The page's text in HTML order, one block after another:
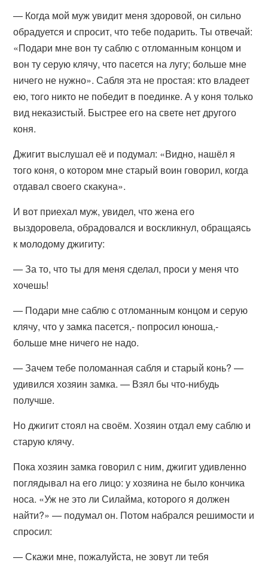
— Когда мой муж увидит меня здоровой, он сильно
обрадуется и спросит, что тебе подарить. Ты отвечай:
«Подари мне вон ту саблю с отломанным концом и
вон ту серую клячу, что пасется на лугу; больше мне
ничего не нужно». Сабля эта не простая: кто владеет
ею, того никто не победит в поединке. А у коня только
вид неказистый. Быстрее его на свете нет другого
коня.
Джигит выслушал её и подумал: «Видно, нашёл я
того коня, о котором мне старый воин говорил, когда
отдавал своего скакуна».
И вот приехал муж, увидел, что жена его
выздоровела, обрадовался и воскликнул, обращаясь
к молодому джигиту:
— За то, что ты для меня сделал, проси у меня что
хочешь!
— Подари мне саблю с отломанным концом и серую
клячу, что у замка пасется,- попросил юноша,-
больше мне ничего не надо.
— Зачем тебе поломанная сабля и старый конь? —
удивился хозяин замка. — Взял бы что-нибудь
получше.
Но джигит стоял на своём. Хозяин отдал ему саблю и
старую клячу.
Пока хозяин замка говорил с ним, джигит удивленно
поглядывал на его лицо: у хозяина не было кончика
носа. «Уж не это ли Силайма, которого я должен
найти?» — подумал он. Потом набрался решимости и
спросил:
— Скажи мне, пожалуйста, не зовут ли тебя